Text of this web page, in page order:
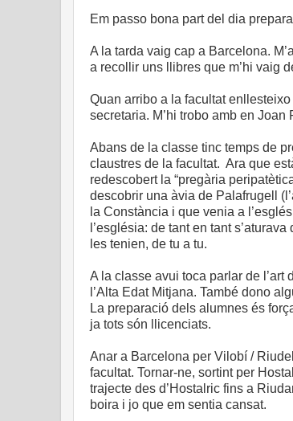
Em passo bona part del dia
A la tarda vaig cap a Barcelona.
a recollir uns llibres que m’hi vaig
Quan arribo a la facultat
secretaria. M’hi trobo amb en
Abans de la classe tinc temps de
claustres de la facultat. Ara que
redescobert la “pregària
descobrir una àvia de Palafrugell
la Constància i que venia a
l’església: de tant en tant
les tenien, de tu a tu.
A la classe avui toca parlar de l’art
l’Alta Edat Mitjana. També dono
La preparació dels alumnes és
ja tots són llicenciats.
Anar a Barcelona per Vilobí /
facultat. Tornar-ne, sortint per
trajecte des d’Hostalric fins a
boira i jo que em sentia cansat.